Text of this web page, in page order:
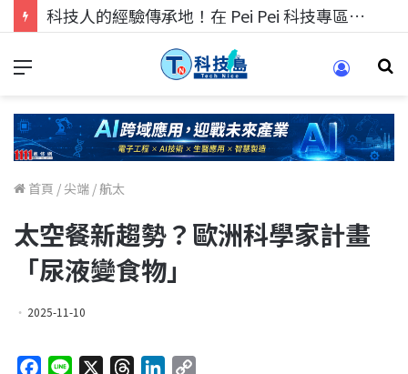
科技人的經驗傳承地！在 Pei Pei 科技專區，與學弟妹交流最硬核的技術
首頁 /尖端 /航太
太空餐新趨勢？歐洲科學家計畫
「尿液變食物」
2025-11-10